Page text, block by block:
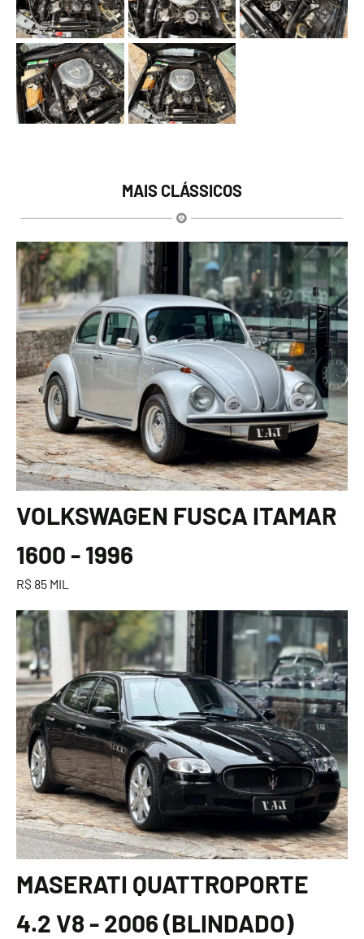
MAIS CLÁSSICOS
VOLKSWAGEN FUSCA ITAMAR
1600 - 1996
R$ 85 MIL
MASERATI QUATTROPORTE
4.2 V8 - 2006 (BLINDADO)